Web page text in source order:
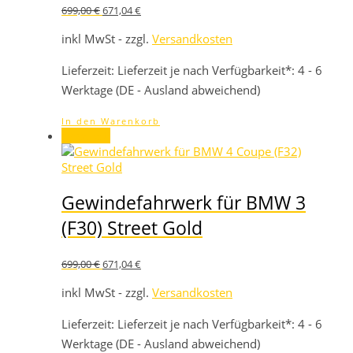
699,00€Ursprünglicher
war:
699,00 €
671,04€Aktueller
ist:
671,04 €.
inkl MwSt - zzgl. Versandkosten
Lieferzeit: Lieferzeit je nach Verfügbarkeit*: 4 - 6
Werktage (DE - Ausland abweichend)
In den Warenkorb
Gewindefahrwerk für BMW 3
(F30) Street Gold
699,00€Ursprünglicher
war:
699,00 €
671,04€Aktueller
ist:
671,04 €.
inkl MwSt - zzgl. Versandkosten
Lieferzeit: Lieferzeit je nach Verfügbarkeit*: 4 - 6
Werktage (DE - Ausland abweichend)